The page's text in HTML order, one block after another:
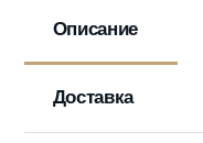
TS10-
Описание
Доставка